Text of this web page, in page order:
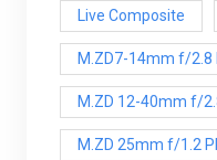
Live Composite
M.ZD7-14mm f/2.8
M.ZD 12-40mm f/
M.ZD 25mm f/1.2